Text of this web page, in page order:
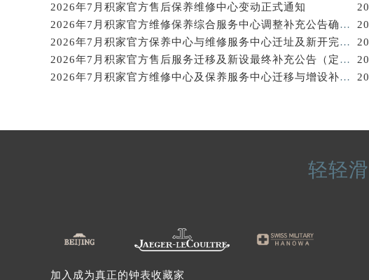
北京市朝阳区建国门外大街甲6号华熙国际中心
北京市东城区东长安街1号王府井东方广场W3
河北省保定市竞秀区朝阳北大街北国先天下积
内蒙古自治区阿拉善盟市左旗土尔扈特大街积
内蒙古自治区赤峰市红山区哈达街积家售后服
内蒙古自治区呼伦贝尔市海拉尔区中央街积家
内蒙古自治区乌海市海勃湾区人民南路积家售
内蒙古自治区乌兰察布市集宁区恩和大街积家售
内蒙古自治区锡林郭勒盟市锡林浩特市光明街
内蒙古自治区兴安盟市乌兰浩特市兴安大街积家
2026年7月积家官方售后保养维修中心变动正式通知
2026年7月积家官方维修保养综合服务中心调整补充公告确认稿发布完毕
2026年7月积家官方保养中心与维修服务中心迁址及新开完整指南
2026年7月积家官方售后服务迁移及新设最终补充公告（定稿）
2026年7月积家官方维修中心及保养服务中心迁移与增设补充速报说明最终
轻轻
加入成为真正的钟表收藏家